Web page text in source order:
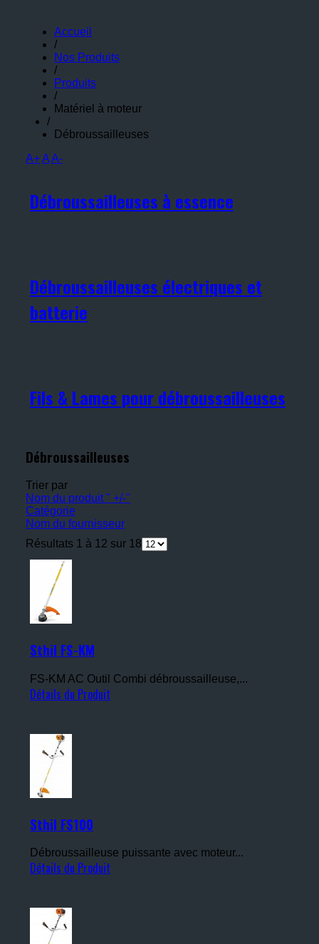
Accueil
/
Nos Produits
/
Produits
/
Matériel à moteur
/
Débroussailleuses
A+AA-
Débroussailleuses à essence
Débroussailleuses électriques et
batterie
Fils & Lames pour débroussailleuses
Débroussailleuses
Trier par
Nom du produit " +/-"
Catégorie
Nom du fournisseur
Résultats 1 à 12 sur 18
Sthil FS-KM
FS-KM AC Outil Combi débroussailleuse,...
Détails du Produit
Sthil FS100
Débroussailleuse puissante avec moteur...
Détails du Produit